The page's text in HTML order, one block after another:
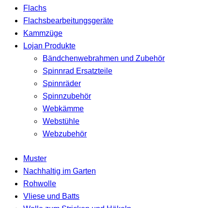
Flachs
Flachsbearbeitungsgeräte
Kammzüge
Lojan Produkte
Bändchenwebrahmen und Zubehör
Spinnrad Ersatzteile
Spinnräder
Spinnzubehör
Webkämme
Webstühle
Webzubehör
Muster
Nachhaltig im Garten
Rohwolle
Vliese und Batts